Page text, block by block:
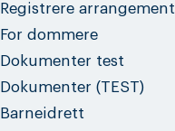
Registrere arrangement
For dommere
Dokumenter test
Dokumenter (TEST)
Barneidrett